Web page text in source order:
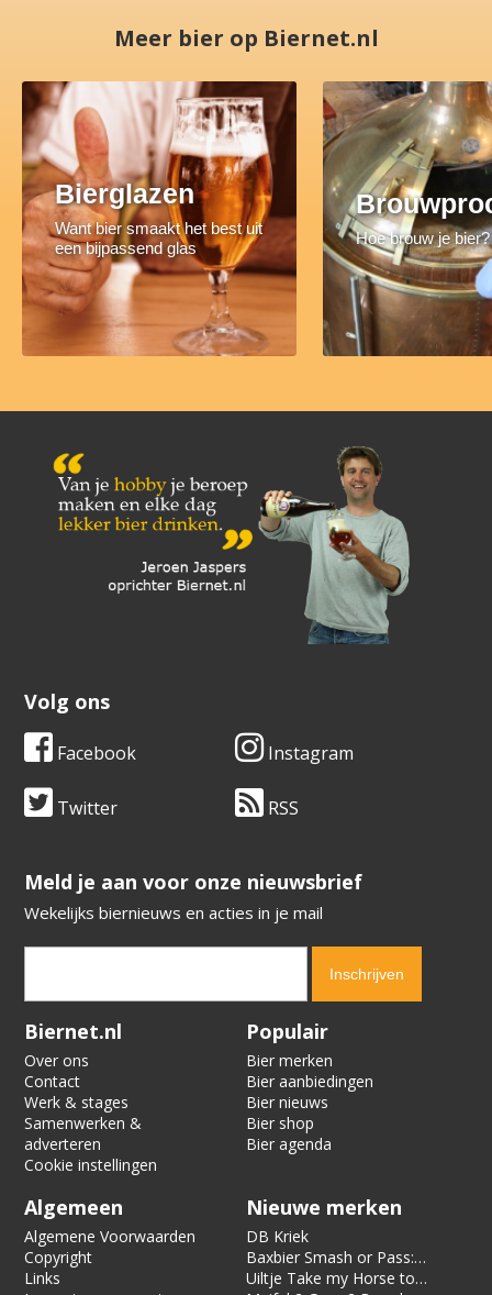
Meer bier op Biernet.nl
Bierglazen
Want bier smaakt het best uit
een bijpassend glas
Hoe brouw je bier?
Volg ons
Facebook Instagram
Twitter RSS
​​​​​​​Meld je aan voor onze nieuwsbrief
Wekelijks biernieuws en acties in je mail
Verification code:
Biernet.nl
Over ons
Contact
Werk & stages
Samenwerken &
adverteren
Cookie instellingen
Populair
Bier merken
Bier aanbiedingen
Bier nieuws
Bier shop
Bier agenda
Algemeen
Algemene Voorwaarden
Copyright
Links
Nieuwe merken
DB Kriek
Baxbier Smash or Pass:
Strata
Uiltje Take my Horse to